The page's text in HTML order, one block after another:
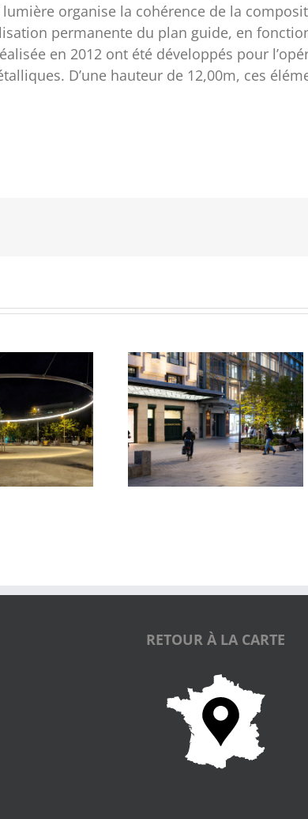
organise la cohérence de la
permanente du plan guide, en
en 2012 ont été développés pour
D’une hauteur de 12,00m, ces
du Pont Neuf et de La
Samaritaine
Hôtel National des
RETOUR À LA CARTE